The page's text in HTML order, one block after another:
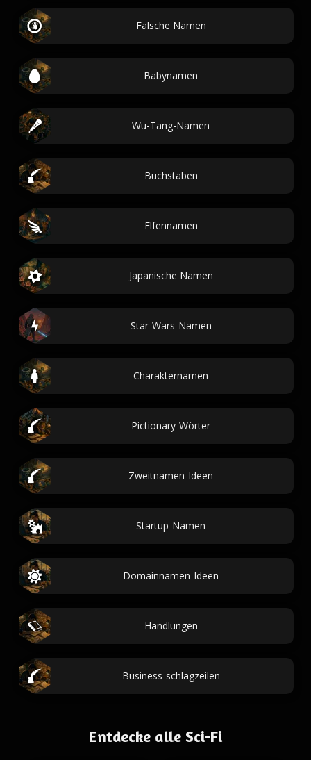
Falsche Namen
Babynamen
Wu-Tang-Namen
Buchstaben
Elfennamen
Japanische Namen
Star-Wars-Namen
Charakternamen
Pictionary-Wörter
Zweitnamen-Ideen
Startup-Namen
Domainnamen-Ideen
Handlungen
Business-schlagzeilen
Entdecke alle Sci-Fi